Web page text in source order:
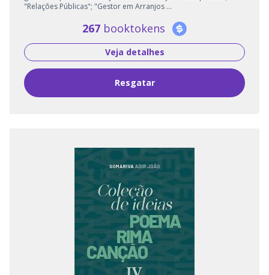
"Relações Públicas"; "Gestor em Arranjos ...
267 booktokens
Veja detalhes
Resgatar